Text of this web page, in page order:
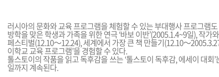
러시아의 문화와 교육 프로그램을 체험할 수 있는 부대행사 프로그램
방학을 맞은 학생과 가족을 위한 연극 ‘바보 이반’(2005.1.4~9일), 작가
페스티벌(12.10～12.24), 세계에서 가장 큰 책 만들기(12.10～
이학교 교육 프로그램’을 경험할 수 있다.
톨스토이의 작품을 읽고 독후감을 쓰는 ‘톨스토이 독후감, 에세이 대회
일까지 계속된다.